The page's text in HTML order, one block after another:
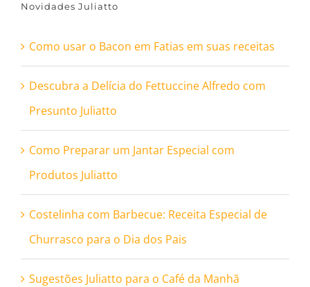
Novidades Juliatto
Como usar o Bacon em Fatias em suas receitas
Descubra a Delícia do Fettuccine Alfredo com
Presunto Juliatto
Como Preparar um Jantar Especial com
Produtos Juliatto
Costelinha com Barbecue: Receita Especial de
Churrasco para o Dia dos Pais
Sugestões Juliatto para o Café da Manhã